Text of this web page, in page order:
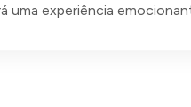
experiência